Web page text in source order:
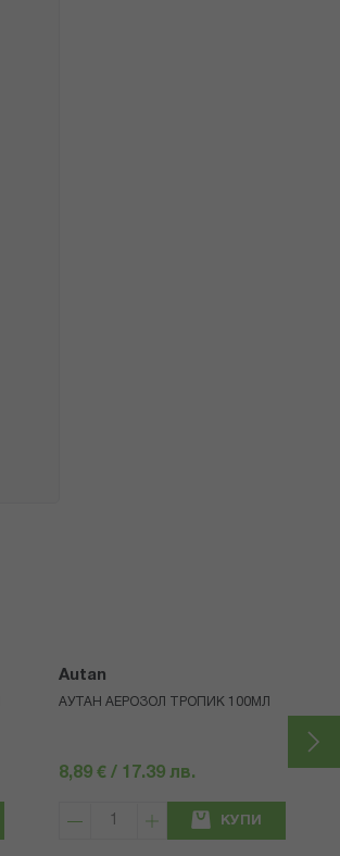
Autan
АУТАН АЕРОЗОЛ ТРОПИК 100МЛ
8,89 € / 17.39 лв.
КУПИ